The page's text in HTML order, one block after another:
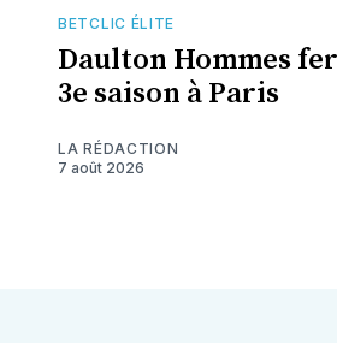
BETCLIC ÉLITE
Daulton Hommes
3e saison à Paris
LA RÉDACTION
7 août 2026